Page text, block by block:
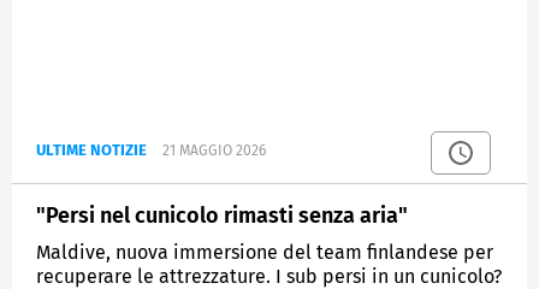
ULTIME NOTIZIE 21 MAGGIO 2026
"Persi nel cunicolo rimasti senza aria"
Maldive, nuova immersione del team finlandese per
recuperare le attrezzature. I sub persi in un cunicolo?